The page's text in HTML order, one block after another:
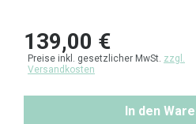
139,00 €
Preise inkl. gesetzlicher MwSt. zzgl.
Versandkosten
In den